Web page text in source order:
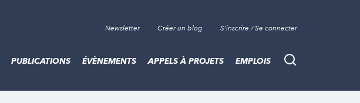
Newsletter Créer un blog S'inscrire / Se connecter
Recherche
PUBLICATIONS ÉVÈNEMENTS APPELS À PROJETS EMPLOIS